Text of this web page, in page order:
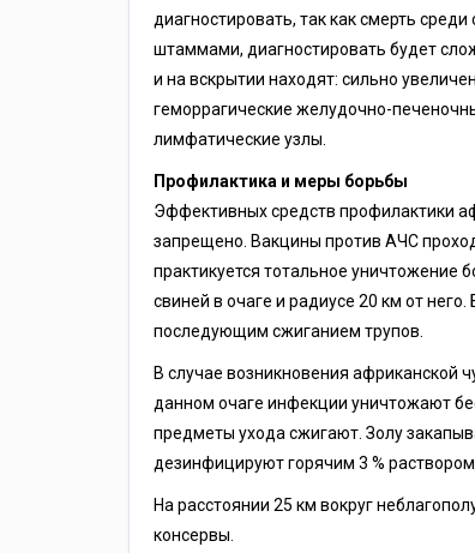
диагностировать, так как смерть
штаммами, диагностировать будет
и на вскрытии находят: сильно
геморрагические желудочно-
лимфатические узлы.
Профилактика и меры борьбы
Эффективных средств профилактики
запрещено. Вакцины против АЧС
практикуется тотальное уничтожение
свиней в очаге и радиусе 20 км от
последующим сжиганием трупов.
В случае возникновения африканской
данном очаге инфекции уничтожают
предметы ухода сжигают. Золу
дезинфицируют горячим 3 %
На расстоянии 25 км вокруг
консервы.